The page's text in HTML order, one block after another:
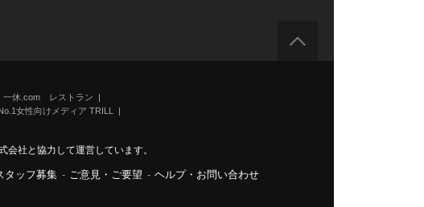
一休.com レストラン
女性向けメディア TRILL
社と協力して運営しています。
タッフ募集 - ご意見・ご要望 - ヘルプ・お問い合わせ